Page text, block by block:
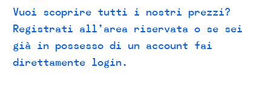
Vuoi scoprire tutti i nostri prezzi?
Registrati all’area riservata o se sei
già in possesso di un account fai
direttamente login.